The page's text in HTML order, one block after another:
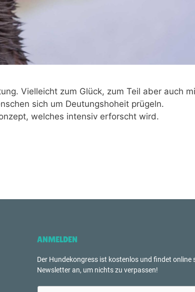
Vielleicht zum Glück, zum Teil aber auch
sich um Deutungshoheit prügeln.
welches intensiv erforscht wird.
ANMELDEN
Der Hundekongress ist kostenlos und findet
Newsletter an, um nichts zu verpassen!